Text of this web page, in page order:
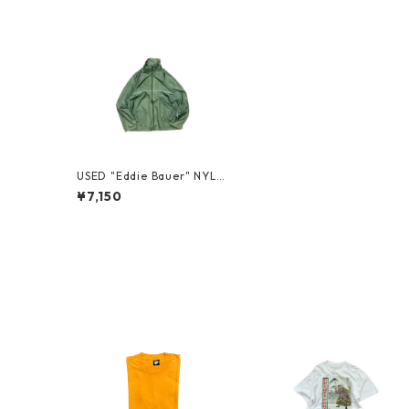
USED "Eddie Bauer" NYLO
N JACKET
¥7,150